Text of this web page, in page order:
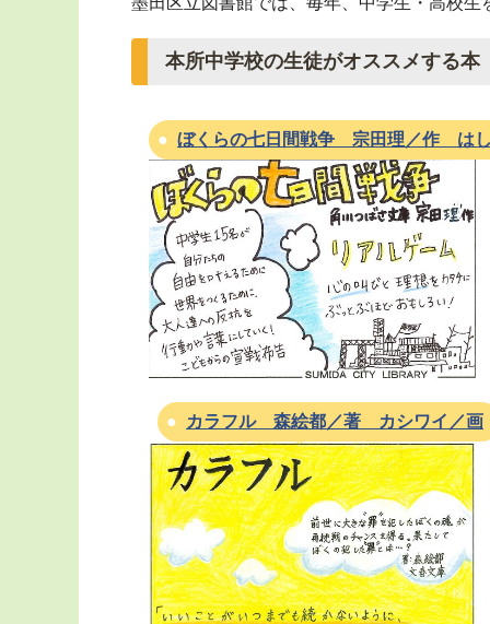
本所中学校の生徒がオススメする本
ぼくらの七日間戦争 宗田理／作 は
カラフル 森絵都／著 カシワイ／画